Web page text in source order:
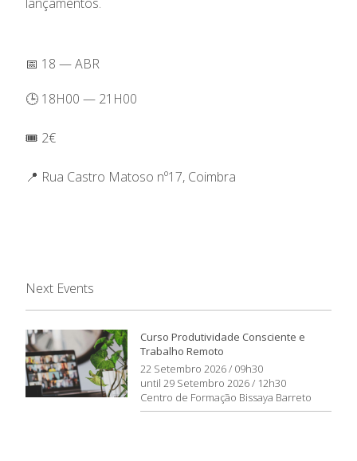
📅 18 — ABR
🕒 18H00 — 21H00
🎟️ 2€
📍 Rua Castro Matoso nº17, Coimbra
Next Events
Curso Produtividade Consciente e
Trabalho Remoto
22 Setembro 2026 / 09h30
until 29 Setembro 2026 / 12h30
Centro de Formação Bissaya Barreto